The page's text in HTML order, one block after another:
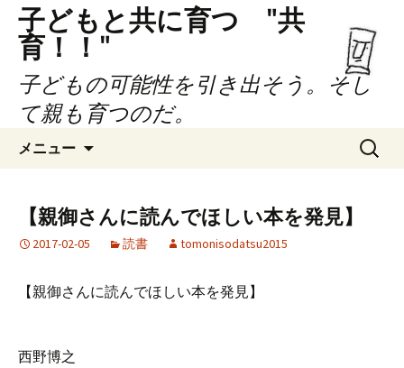
子どもと共に育つ "共
育！！"
子どもの可能性を引き出そう。そし
て親も育つのだ。
メニュー
ツ
キ
検
索:
【親御さんに読んでほしい本を発見】
2017-02-05 読書 tomonisodatsu2015
【親御さんに読んでほしい本を発見】
西野博之